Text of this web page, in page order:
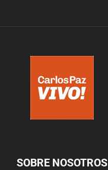
SOBRE NOSOTROS